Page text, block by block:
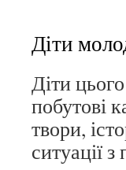
Діти
Діти
побутові
твори,
ситуації